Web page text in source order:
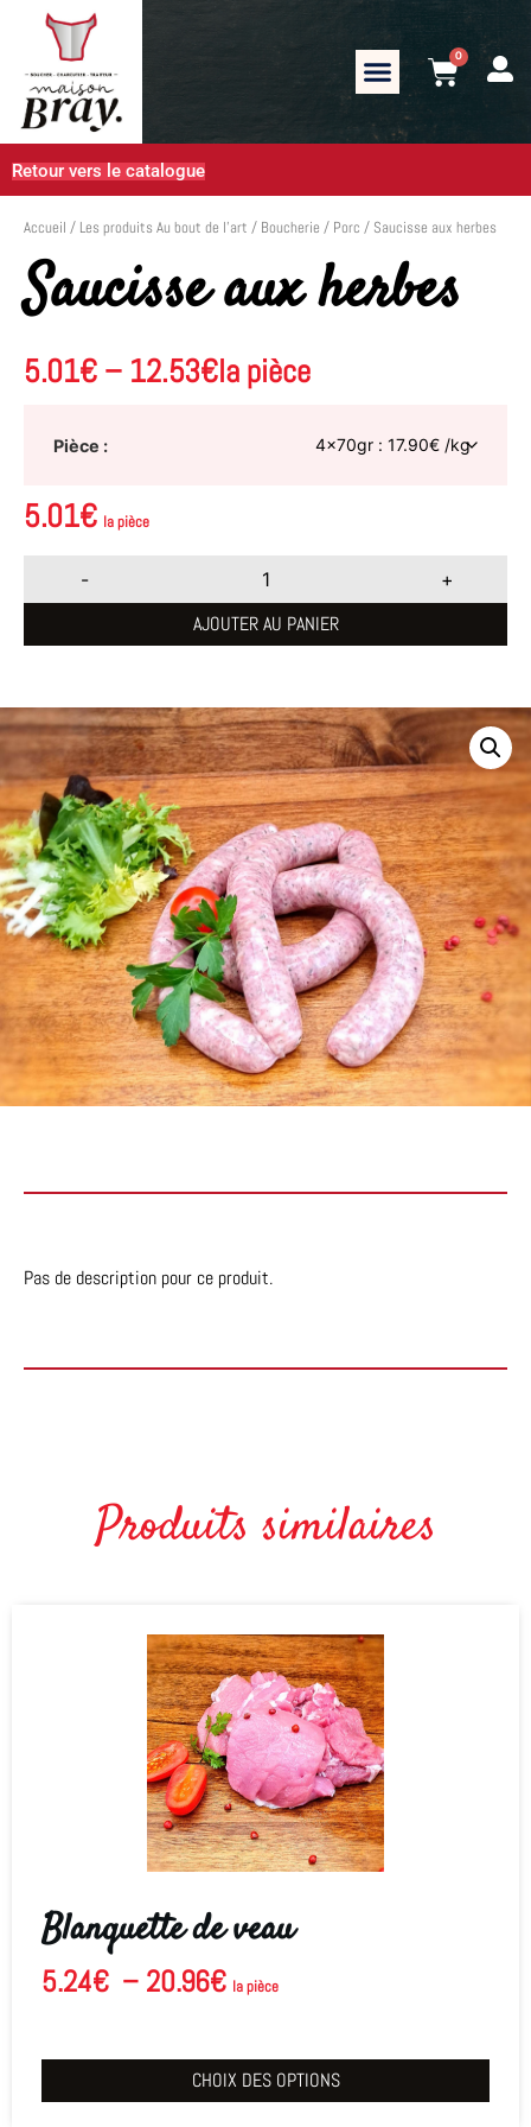
0
Retour vers le catalogue
Accueil / Les produits Au bout de l’art / Boucherie / Porc / Saucisse aux herbes
Saucisse aux herbes
5.01€ – 12.53€la pièce
Pièce
5.01€ la pièce
- +
AJOUTER AU PANIER
Pas de description pour ce produit.
Produits similaires
Blanquette de veau
5.24€ – 20.96€ la pièce
CHOIX DES OPTIONS